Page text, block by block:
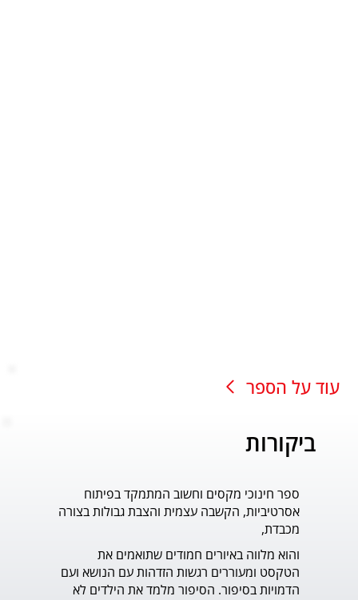
עוד על הספר
ביקורות
ספר חינוכי מקסים וחשוב המתמקד בפיתוח
אסרטיביות, הקשבה עצמית והצבת גבולות בצורה
מכבדת,
והוא מלווה באיורים חמודים שתואמים את
הדמויות בסיפור. הסיפור מלמד את הילדים לא